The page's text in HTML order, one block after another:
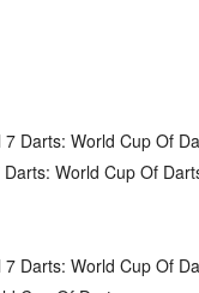
Darts: World Cup Of
World Cup Of
Darts: World Cup Of